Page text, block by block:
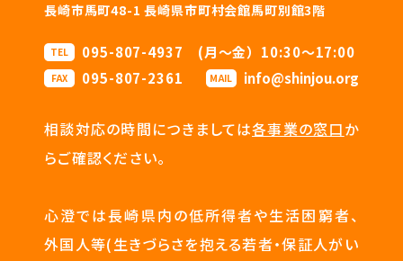
長崎市馬町48-1 長崎県市町村会館馬町別館3階
TEL 095-807-4937 (月〜金）10:30〜17:00
FAX 095-807-2361 MAIL info@shinjou.org
相談対応の時間につきましては各事業の窓口か
らご確認ください。
心澄では長崎県内の低所得者や生活困窮者、
外国人等(生きづらさを抱える若者・保証人がい